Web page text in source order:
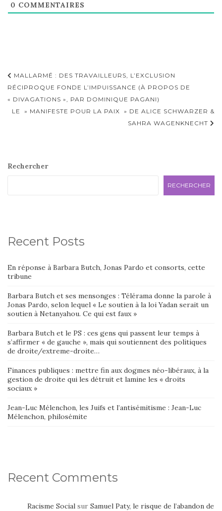
0 COMMENTAIRES
Navigation
d'article
MALLARMÉ : DES TRAVAILLEURS, L’EXCLUSION
RÉCIPROQUE FONDE L’IMPUISSANCE (À PROPOS DE
« DIVAGATIONS », PAR DOMINIQUE PAGANI)
LE » MANIFESTE POUR LA PAIX » DE ALICE SCHWARZER &
SAHRA WAGENKNECHT
Rechercher
RECHERCHER
Recent Posts
En réponse à Barbara Butch, Jonas Pardo et consorts, cette
tribune
Barbara Butch et ses mensonges : Télérama donne la parole à
Jonas Pardo, selon lequel « Le soutien à la loi Yadan serait un
soutien à Netanyahou. Ce qui est faux »
Barbara Butch et le PS : ces gens qui passent leur temps à
s’affirmer « de gauche », mais qui soutiennent des politiques
de droite/extreme-droite…
Finances publiques : mettre fin aux dogmes néo-libéraux, à la
gestion de droite qui les détruit et lamine les « droits
sociaux »
Jean-Luc Mélenchon, les Juifs et l’antisémitisme : Jean-Luc
Mélenchon, philosémite
Recent Comments
Racisme Social sur Samuel Paty, le risque de l’abandon de